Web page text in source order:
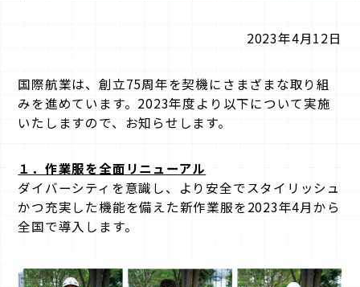
2023年4月12日
国際航業は、創立75周年を契機にさまざまな取り組
みを進めています。2023年度より以下について実施
いたしますので、お知らせします。
１．作業服を全面リニューアル
ダイバーシティを意識し、より安全でスタイリッシュ
かつ充実した機能を備えた新作業服を2023年4月から
全国で導入します。